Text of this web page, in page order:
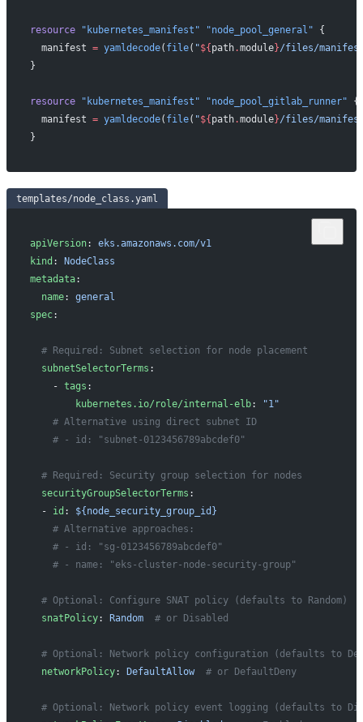
resource "kubernetes_manifest" "node_pool_general" {
  manifest
= yamldecode( file( "${path.module}/files/
}
resource "kubernetes_manifest" "node_pool_gitlab_runner" {
  manifest
= yamldecode( file( "${path.module}/files/
}
templates/node_class.yaml
apiVersion: eks.amazonaws.com/v1
kind :
NodeClass
metadata:
  name
: general
spec:
  # Required: Subnet selection for node placement
  subnetSelectorTerms
:
    -
tags :
        kubernetes.io/role/internal-elb
:
"1"
    # Alternative using direct subnet ID
    # - id: "subnet-0123456789abcdef0"
  # Required: Security group selection for nodes
  securityGroupSelectorTerms
:
  -
id : ${node_security_group_id}
    # Alternative approaches:
    # - id: "sg-0123456789abcdef0"
    # - name: "eks-cluster-node-security-group"
  # Optional: Configure SNAT policy (defaults to Random)
  snatPolicy
: Random
  # or Disabled
# Optional: Network policy configuration (defaults to
  networkPolicy
: DefaultAllow
  # or DefaultDeny
# Optional: Network policy event logging (defaults to